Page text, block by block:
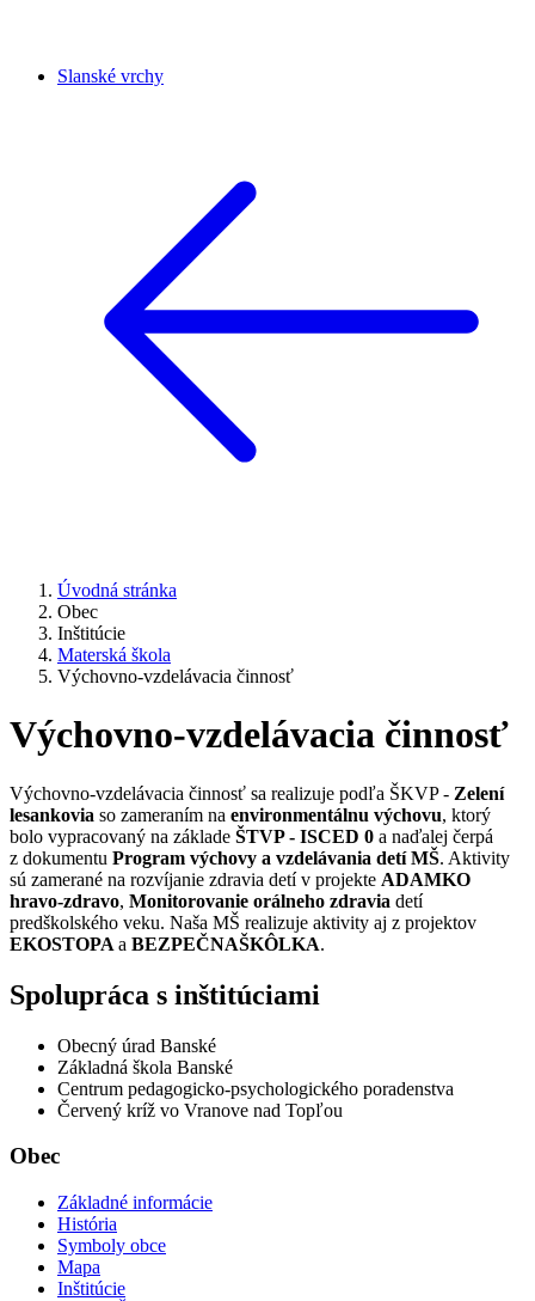
Slanské vrchy
Úvodná stránka
Obec
Inštitúcie
Materská škola
Výchovno-vzdelávacia činnosť
Výchovno-vzdelávacia činnosť
Výchovno-vzdelávacia činnosť sa realizuje podľa ŠKVP - Zelení
lesankovia so zameraním na environmentálnu výchovu, ktorý
bolo vypracovaný na základe ŠTVP - ISCED 0 a naďalej čerpá
z dokumentu Program výchovy a vzdelávania detí MŠ. Aktivity
sú zamerané na rozvíjanie zdravia detí v projekte ADAMKO
hravo-zdravo, Monitorovanie orálneho zdravia detí
predškolského veku. Naša MŠ realizuje aktivity aj z projektov
EKOSTOPA a BEZPEČNAŠKÔLKA.
Spolupráca s inštitúciami
Obecný úrad Banské
Základná škola Banské
Centrum pedagogicko-psychologického poradenstva
Červený kríž vo Vranove nad Topľou
Obec
Základné informácie
História
Symboly obce
Mapa
Inštitúcie